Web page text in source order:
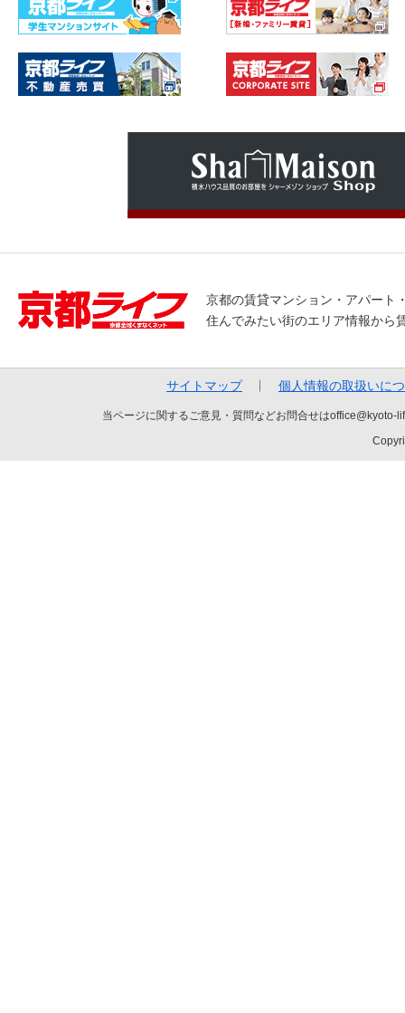
京都の賃貸マンション・アパート
住んでみたい街のエリア情報から
サイトマップ 個人情報の取扱いに
当ページに関するご意見・質問などお問合せは